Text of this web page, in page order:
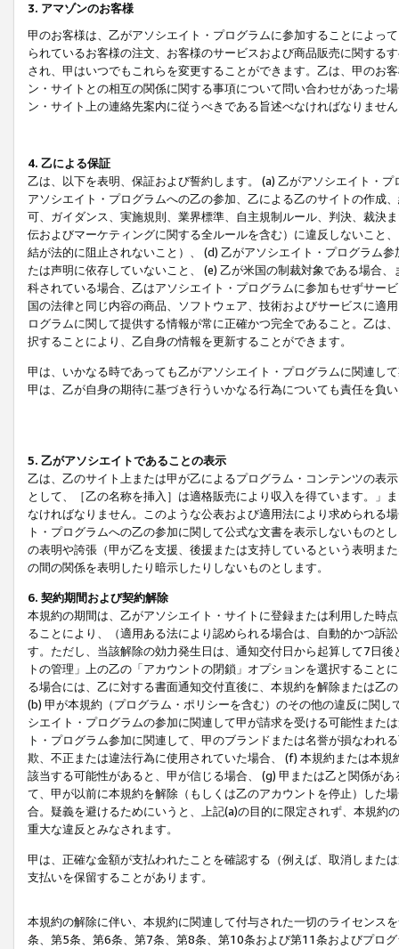
3. アマゾンのお客様
甲のお客様は、乙がアソシエイト・プログラムに参加することによっ
られているお客様の注文、お客様のサービスおよび商品販売に関する
され、甲はいつでもこれらを変更することができます。乙は、甲のお
ン・サイトとの相互の関係に関する事項について問い合わせがあった
ン・サイト上の連絡先案内に従うべきである旨述べなければなりませ
4. 乙による保証
乙は、以下を表明、保証および誓約します。 (a) 乙がアソシエイト・
アソシエイト・プログラムへの乙の参加、乙による乙のサイトの作成
可、ガイダンス、実施規則、業界標準、自主規制ルール、判決、裁決
伝およびマーケティングに関する全ルールを含む）に違反しないこと
結が法的に阻止されないこと）、 (d) 乙がアソシエイト・プログラム
たは声明に依存していないこと、 (e) 乙が米国の制裁対象である場合
科されている場合、乙はアソシエイト・プログラムに参加もせずサー
国の法律と同じ内容の商品、ソフトウェア、技術およびサービスに適
ログラムに関して提供する情報が常に正確かつ完全であること。乙は
択することにより、乙自身の情報を更新することができます。
甲は、いかなる時であっても乙がアソシエイト・プログラムに関連し
甲は、乙が自身の期待に基づき行ういかなる行為についても責任を負
5. 乙がアソシエイトであることの表示
乙は、乙のサイト上または甲が乙によるプログラム・コンテンツの表
として、［乙の名称を挿入］は適格販売により収入を得ています。」
なければなりません。このような公表および適用法により求められる
ト・プログラムへの乙の参加に関して公式な文書を表示しないもの
の表明や誇張（甲が乙を支援、後援または支持しているという表明ま
の間の関係を表明したり暗示したりしないものとします。
6. 契約期間および契約解除
本規約の期間は、乙がアソシエイト・サイトに登録または利用した時
ることにより、（適用ある法により認められる場合は、自動的かつ訴
す。ただし、当該解除の効力発生日は、通知交付日から起算して7日
トの管理」上の乙の「アカウントの閉鎖」オプションを選択するこ
る場合には、乙に対する書面通知交付直後に、本規約を解除または乙
(b) 甲が本規約（プログラム・ポリシーを含む）のその他の違反に関
シエイト・プログラムの参加に関連して甲が請求を受ける可能性また
ト・プログラム参加に関連して、甲のブランドまたは名誉が損なわれ
欺、不正または違法行為に使用されていた場合、 (f) 本規約または本
該当する可能性があると、甲が信じる場合、 (g) 甲または乙と関係が
て、甲が以前に本規約を解除（もしくは乙のアカウントを停止）した
合。疑義を避けるためにいうと、上記(a)の目的に限定されず、本規
重大な違反とみなされます。
甲は、正確な金額が支払われたことを確認する（例えば、取消しまた
支払いを保留することがあります。
本規約の解除に伴い、本規約に関連して付与された一切のライセンス
条、第5条、第6条、第7条、第8条、第10条および第11条およびプロ